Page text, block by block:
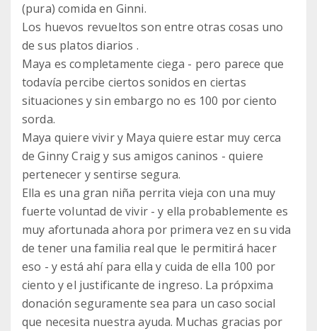
(pura) comida en Ginni.
Los huevos revueltos son entre otras cosas uno
de sus platos diarios .
Maya es completamente ciega - pero parece que
todavía percibe ciertos sonidos en ciertas
situaciones y sin embargo no es 100 por ciento
sorda.
Maya quiere vivir y Maya quiere estar muy cerca
de Ginny Craig y sus amigos caninos - quiere
pertenecer y sentirse segura.
Ella es una gran niña perrita vieja con una muy
fuerte voluntad de vivir - y ella probablemente es
muy afortunada ahora por primera vez en su vida
de tener una familia real que le permitirá hacer
eso - y está ahí para ella y cuida de ella 100 por
ciento y el justificante de ingreso. La própxima
donación seguramente sea para un caso social
que necesita nuestra ayuda. Muchas gracias por